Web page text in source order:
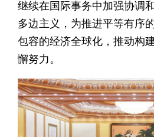
继续在国际事务中加强协调
多边主义，为推进平等有序
包容的经济全球化，推动构
懈努力。